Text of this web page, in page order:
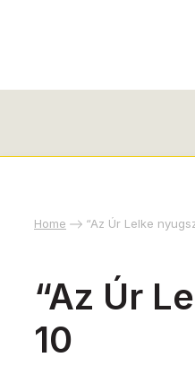
Home “Az Úr Lelke
“Az Úr
10